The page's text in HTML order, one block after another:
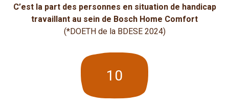
C’est la part des personnes en situation de handicap
travaillant au sein de Bosch Home Comfort
(*DOETH de la BDESE 2024)
10